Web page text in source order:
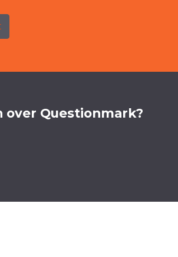
over Questionmark?